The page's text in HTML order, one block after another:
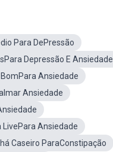
Para DePressão
Depressão E Ansiedade
Ansiedade
Ansiedade
LivePara Ansiedade
Caseiro ParaConstipação